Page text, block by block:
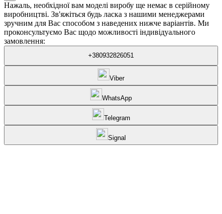
Нажаль, необхідної вам моделі виробу ще немає в серійному
виробництві. Зв'яжіться будь ласка з нашими менеджерами
зручним для Вас способом з наведених нижче варіантів. Ми
проконсультуємо Вас щодо можливості індивідуального
замовлення:
+380932826051
Viber
WhatsApp
Telegram
Signal